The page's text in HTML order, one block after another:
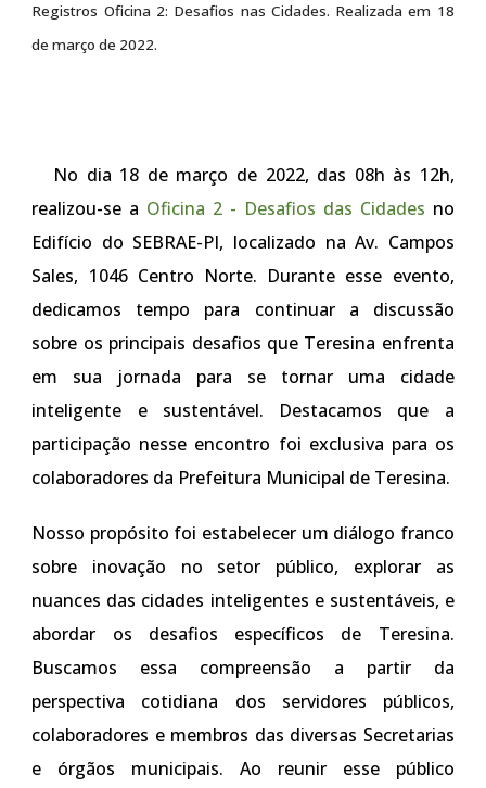
Registros Oficina 2: Desafios nas Cidades. Realizada em 18
de março de 2022.
No dia 18 de março de 2022, das 08h às 12h,
realizou-se a Oficina 2 - Desafios das Cidades no
Edifício do SEBRAE-PI, localizado na Av. Campos
Sales, 1046 Centro Norte. Durante esse evento,
dedicamos tempo para continuar a discussão
sobre os principais desafios que Teresina enfrenta
em sua jornada para se tornar uma cidade
inteligente e sustentável. Destacamos que a
participação nesse encontro foi exclusiva para os
colaboradores da Prefeitura Municipal de Teresina.
Nosso propósito foi estabelecer um diálogo franco
sobre inovação no setor público, explorar as
nuances das cidades inteligentes e sustentáveis, e
abordar os desafios específicos de Teresina.
Buscamos essa compreensão a partir da
perspectiva cotidiana dos servidores públicos,
colaboradores e membros das diversas Secretarias
e órgãos municipais. Ao reunir esse público